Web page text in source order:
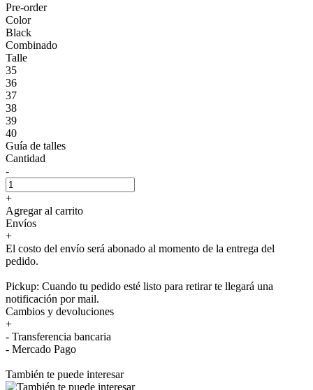
Pre-order
Color
Black
Combinado
Talle
35
36
37
38
39
40
Guía de talles
Cantidad
-
+
Agregar al carrito
Envíos
+
El costo del envío será abonado al momento de la entrega del
pedido.
Pickup: Cuando tu pedido esté listo para retirar te llegará una
notificación por mail.
Cambios y devoluciones
+
- Transferencia bancaria
- Mercado Pago
También te puede interesar